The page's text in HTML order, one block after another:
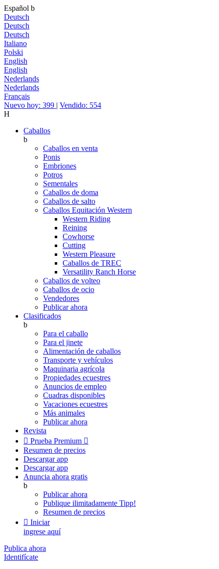
Español b
Deutsch
Deutsch
Deutsch
Italiano
Polski
English
English
Nederlands
Nederlands
Français
Nuevo hoy: 399 | Vendido: 554
H
Caballos
b
Caballos en venta
Ponis
Embriones
Potros
Sementales
Caballos de doma
Caballos de salto
Caballos Equitación Western
Western Riding
Reining
Cowhorse
Cutting
Western Pleasure
Caballos de TREC
Versatility Ranch Horse
Caballos de volteo
Caballos de ocio
Vendedores
Publicar ahora
Clasificados
b
Para el caballo
Para el jinete
Alimentación de caballos
Transporte y vehículos
Maquinaria agrícola
Propiedades ecuestres
Anuncios de empleo
Cuadras disponibles
Vacaciones ecuestres
Más animales
Publicar ahora
Revista
 Prueba Premium 
Resumen de precios
Descargar app
Descargar app
Anuncia ahora gratis
b
Publicar ahora
Publique ilimitadamente Tipp!
Resumen de precios
 Iniciar
ingrese aquí
Publica ahora
Identifícate